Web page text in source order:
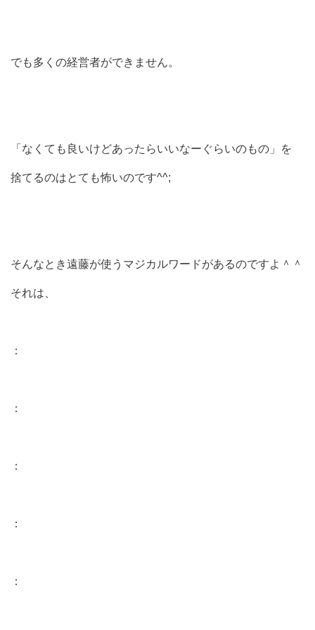
でも多くの経営者ができません。
「なくても良いけどあったらいいなーぐらいのもの」を
捨てるのはとても怖いのです^^;
そんなとき遠藤が使うマジカルワードがあるのですよ＾＾
それは、
：
：
：
：
：